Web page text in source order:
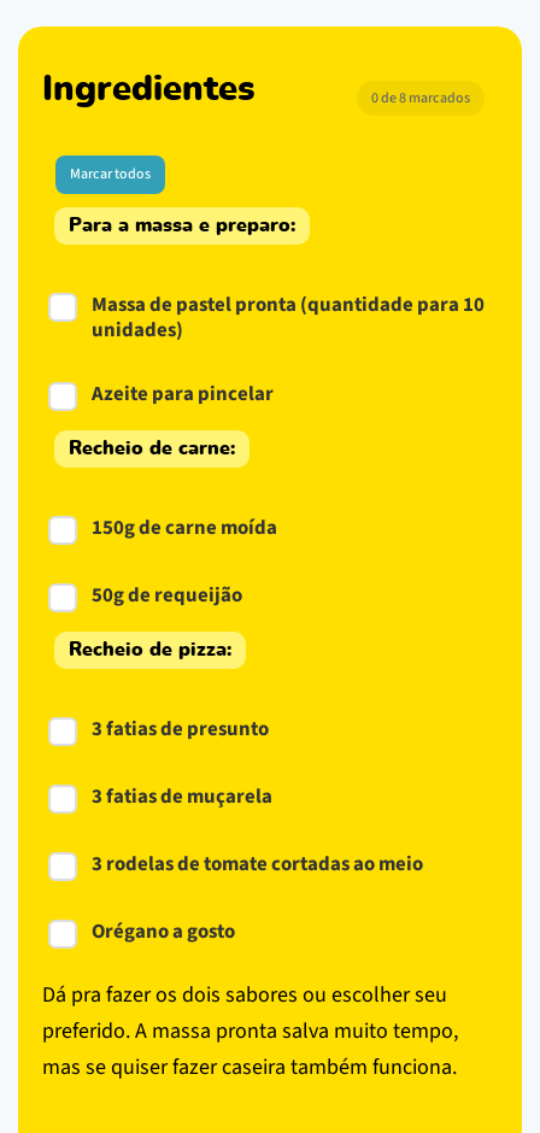
Ingredientes 0 de 8 marcados
Marcar todos
Para a massa e preparo:
Massa de pastel pronta (quantidade para 10
unidades)
Azeite para pincelar
Recheio de carne:
150g de carne moída
50g de requeijão
Recheio de pizza:
3 fatias de presunto
3 fatias de muçarela
3 rodelas de tomate cortadas ao meio
Orégano a gosto
Dá pra fazer os dois sabores ou escolher seu
preferido. A massa pronta salva muito tempo,
mas se quiser fazer caseira também funciona.